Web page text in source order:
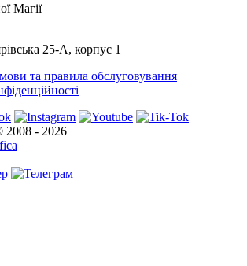
Магії
25-А, корпус 1
та правила обслуговування
2008 - 2026